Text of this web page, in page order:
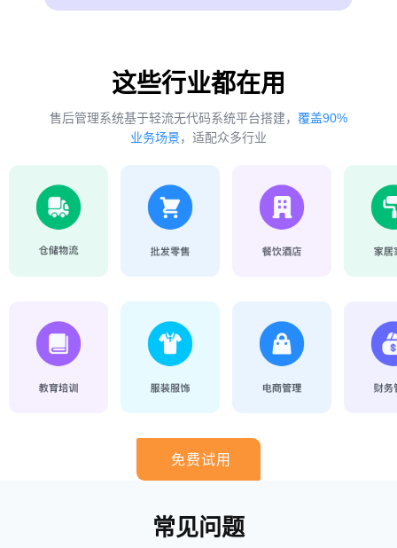
这些行业都在用
售后管理系统基于轻流无代码系统平台搭建， 覆盖90%
业务场景，适配众多行业
免费试用
常见问题